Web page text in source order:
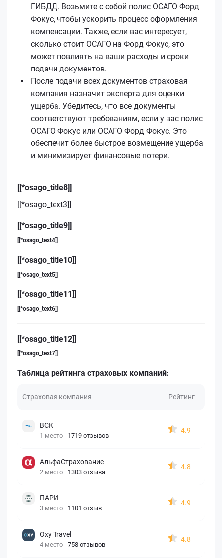
ГИБДД. Возьмите с собой полис ОСАГО Форд
Фокус, чтобы ускорить процесс оформления
компенсации. Также, если вас интересует,
сколько стоит ОСАГО на Форд Фокус, это
может повлиять на ваши расходы и сроки
подачи документов.
После подачи всех документов страховая
компания назначит эксперта для оценки
ущерба. Убедитесь, что все документы
соответствуют требованиям, если у вас полис
ОСАГО Фокус или ОСАГО Форд Фокус. Это
обеспечит более быстрое возмещение ущерба
и минимизирует финансовые потери.
[[*osago_title8]]
[[*osago_text3]]
[[*osago_title9]]
[[*osago_text4]]
[[*osago_title10]]
[[*osago_text5]]
[[*osago_title11]]
[[*osago_text6]]
[[*osago_title12]]
[[*osago_text7]]
Таблица рейтинга страховых компаний:
Страховая компания Рейтинг
ВСК
1 место 1719 отзывов
4.9
АльфаСтрахование
2 место 1303 отзыва
4.8
ПАРИ
3 место 1101 отзыв
4.9
Oxy Travel
4 место 758 отзывов
4.8